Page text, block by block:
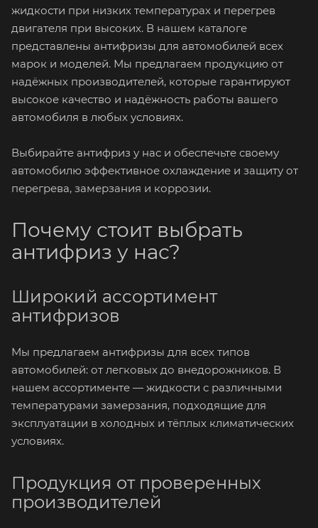
жидкости при низких температурах и перегрев
двигателя при высоких. В нашем каталоге
представлены антифризы для автомобилей всех
марок и моделей. Мы предлагаем продукцию от
надёжных производителей, которые гарантируют
высокое качество и надёжность работы вашего
автомобиля в любых условиях.
Выбирайте антифриз у нас и обеспечьте своему
автомобилю эффективное охлаждение и защиту от
перегрева, замерзания и коррозии.
Почему стоит выбрать
антифриз у нас?
Широкий ассортимент
антифризов
Мы предлагаем антифризы для всех типов
автомобилей: от легковых до внедорожников. В
нашем ассортименте — жидкости с различными
температурами замерзания, подходящие для
эксплуатации в холодных и тёплых климатических
условиях.
Продукция от проверенных
производителей